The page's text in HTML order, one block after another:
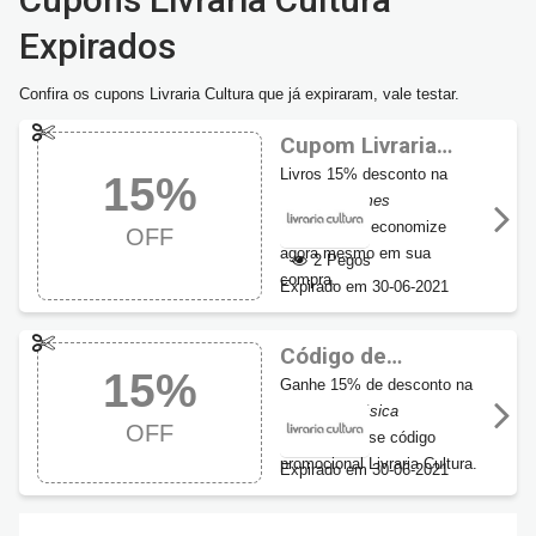
Expirados
Confira os cupons Livraria Cultura que já expiraram, vale testar.
15%
OFF
Cupom Livraria
Cultura 15% de
desconto
Livros 15% desconto na
categoria filmes
, aproveite e economize
agora mesmo em sua
compra.
2 Pegos
Expirado em 30-06-2021
15%
OFF
Código de
desconto Livraria
Cultura 15% OFF
Ganhe 15% de desconto na
categoria música
ao utilizar esse código
promocional Livraria Cultura.
Expirado em 30-06-2021